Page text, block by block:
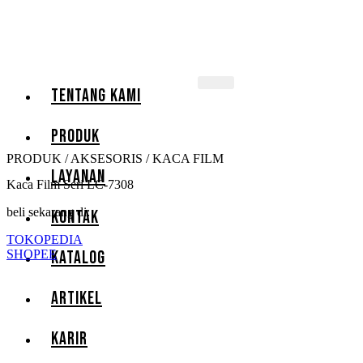
TENTANG KAMI
PRODUK
LAYANAN
KONTAK
KATALOG
ARTIKEL
KARIR
PRODUK / AKSESORIS / KACA FILM
Kaca Film Seri LC-7308
beli sekarang di:
TOKOPEDIA
SHOPEE